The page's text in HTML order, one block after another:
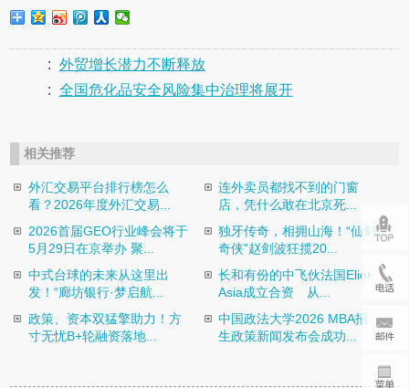
: 外贸增长潜力不断释放
: 全国危化品安全风险集中治理将展开
相关推荐
外汇交易平台排行榜怎么
看？2026年度外汇交易...
连外卖员都找不到的门窗
店，凭什么敢在北京死...
2026首届GEO行业峰会将于
5月29日在京举办 聚...
独牙传奇，相拥山海！“仙剑
奇侠”赵剑波狂揽20...
中式台球的未来从这里出
发！“廊坊银行·梦启航...
长和有份的中飞伙法国Elior
Asia成立合资 从...
政策、资本双猛擎助力！方
寸无忧B+轮融资落地...
中国政法大学2026 MBA招
生政策新闻发布会成功...